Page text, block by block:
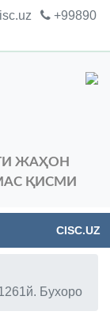
+99890
ЖАҲОН
ҚИСМИ
CISC.UZ
Бухоро